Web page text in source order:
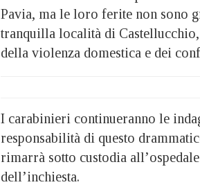
Pavia, ma le loro ferite non sono
tranquilla località di
della violenza domestica e dei
I carabinieri continueranno le
responsabilità di questo
rimarrà sotto custodia
dell’inchiesta.